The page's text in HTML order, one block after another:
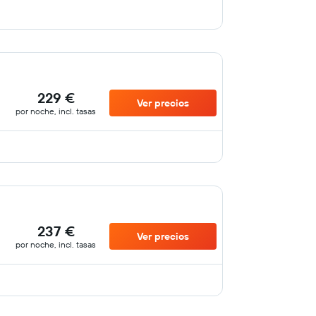
229 €
por noche, incl. tasas
Ver precios
237 €
por noche, incl. tasas
Ver precios